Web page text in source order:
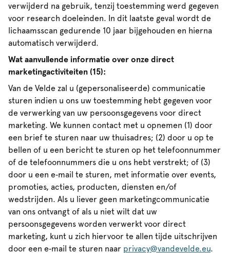
verwijderd na gebruik, tenzij toestemming werd gegeven
voor research doeleinden. In dit laatste geval wordt de
lichaamsscan gedurende 10 jaar bijgehouden en hierna
automatisch verwijderd.
Wat aanvullende informatie over onze direct
marketingactiviteiten (15):
Van de Velde zal u (gepersonaliseerde) communicatie
sturen indien u ons uw toestemming hebt gegeven voor
de verwerking van uw persoonsgegevens voor direct
marketing. We kunnen contact met u opnemen (1) door
een brief te sturen naar uw thuisadres; (2) door u op te
bellen of u een bericht te sturen op het telefoonnummer
of de telefoonnummers die u ons hebt verstrekt; of (3)
door u een e‑mail te sturen, met informatie over events,
promoties, acties, producten, diensten en/of
wedstrijden. Als u liever geen marketingcommunicatie
van ons ontvangt of als u niet wilt dat uw
persoonsgegevens worden verwerkt voor direct
marketing, kunt u zich hiervoor te allen tijde uitschrijven
door een e‑mail te sturen naar privacy@vandevelde.eu.